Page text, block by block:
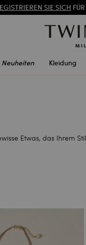
: BIS ZU -
Neuheiten Kleidung
Etwas, das Ihrem